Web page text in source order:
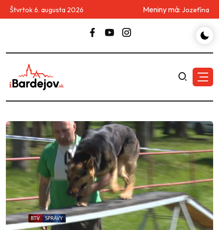
Štvrtok 6. augusta 2026 Meniny má: Jozefína